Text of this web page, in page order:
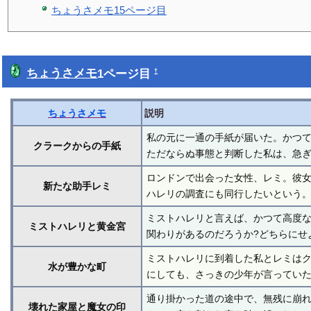
ちょうさメモ15ページ目
ちょうさメモ1ページ目†
ちょうさメモ 説明
クラークからの手紙
私の元に一通の手紙が届いた。かつ
ただならぬ事態と判断した私は、急
新たな助手レミ
ロンドンで出会った女性、レミ。彼
ハレリの調査にも同行したいという
ミストハレリと黄金宮
ミストハレリと言えば、かつて高度
関わりがあるのだろうか?どちらに
水が豊かな町
ミストハレリに到着した私とレミは
にしても、さっきの少年が言ってい
壊れた家屋と魔女の印
通り掛かった道の途中で、無残に崩